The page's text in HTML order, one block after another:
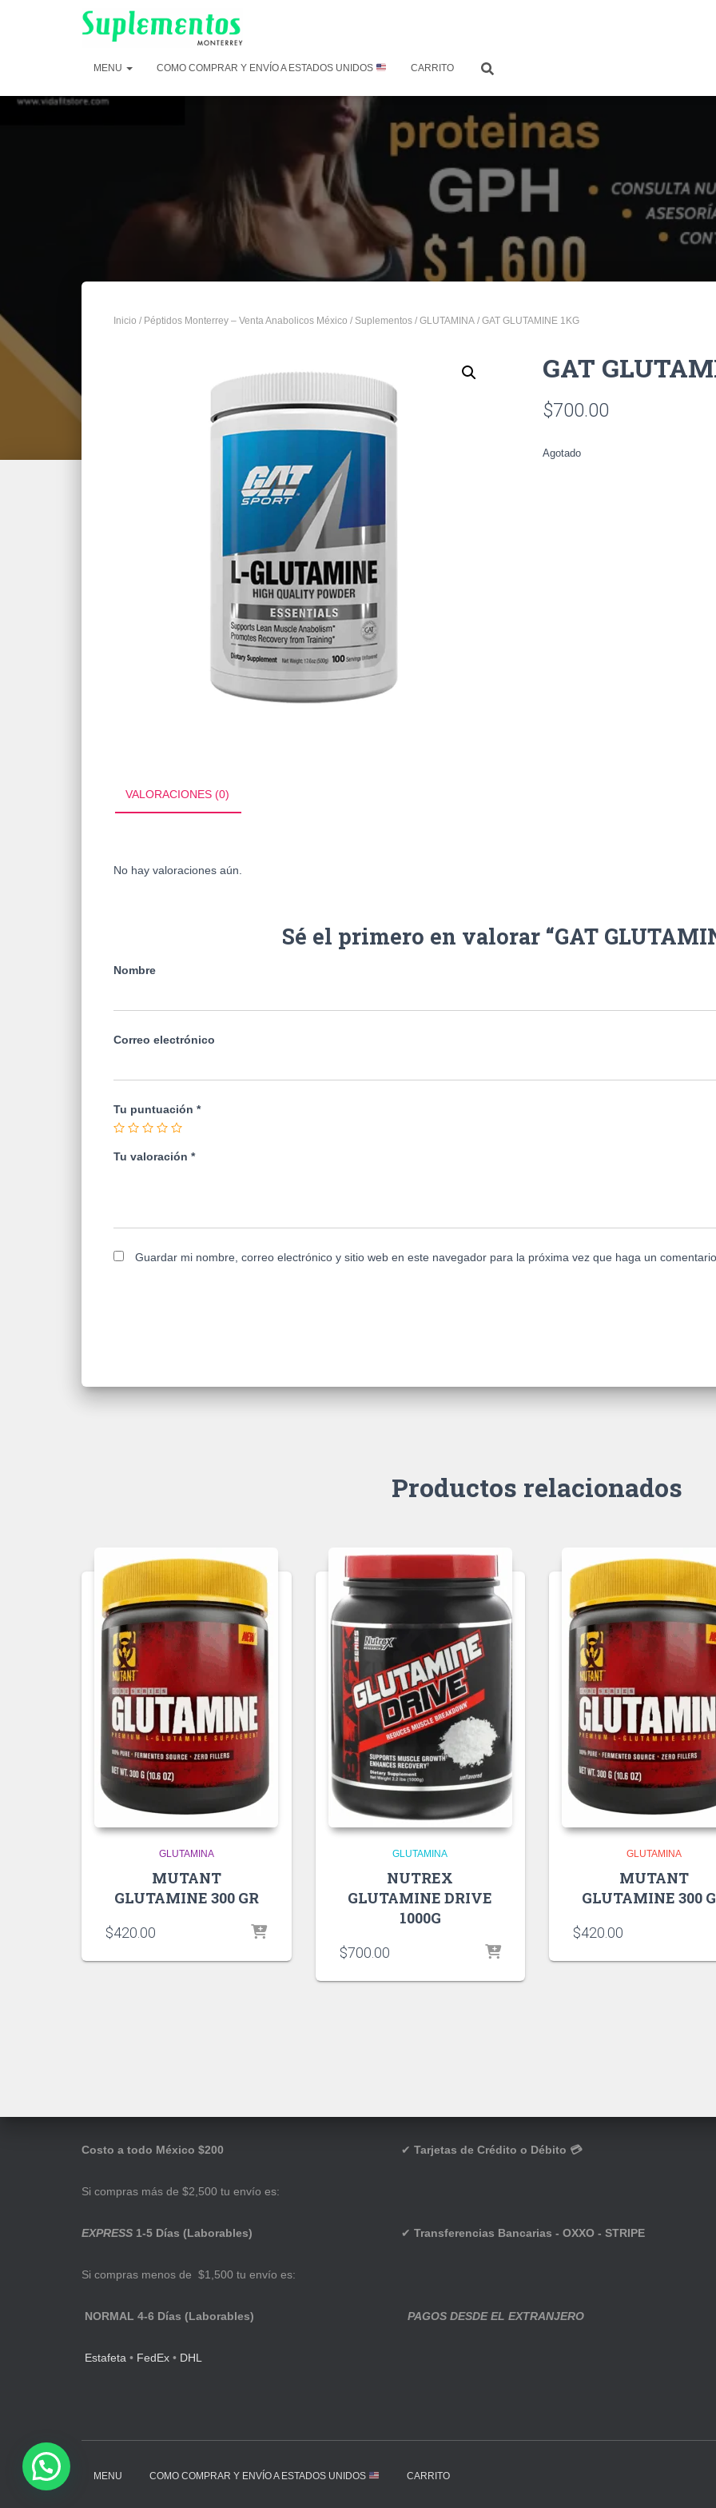
MENU COMO COMPRAR Y ENVÍO A ESTADOS UNIDOS CARRITO
Inicio / Péptidos Monterrey – Venta Anabolicos México / Suplementos / GLUTAMINA / GAT GLUTAMINE 1KG
GAT
$700.00
Agotado
VALORACIONES (0)
No hay valoraciones aún.
Sé el primero en valorar “GAT
Nombre
Correo electrónico
Tu puntuación *
Tu valoración *
Guardar mi nombre, correo electrónico y sitio web en este navegador para la próxima vez que haga un
Productos relacionados
GLUTAMINA
MUTANT
GLUTAMINE 300 GR
$420.00
GLUTAMINA
NUTREX
GLUTAMINE DRIVE
1000G
$700.00
GLUTAMINA
MUTANT
GLUTAMINE 300
$420.00
Costo a todo México $200
Si compras más de $2,500 tu envío es:
EXPRESS 1-5 Días (Laborables)
Si compras menos de $1,500 tu envío es:
NORMAL 4-6 Días (Laborables)
Estafeta • FedEx • DHL
✔ Tarjetas de Crédito o Débito 💳
✔ Transferencias Bancarias - OXXO - STRIPE
PAGOS DESDE EL EXTRANJERO
MENU COMO COMPRAR Y ENVÍO A ESTADOS UNIDOS CARRITO